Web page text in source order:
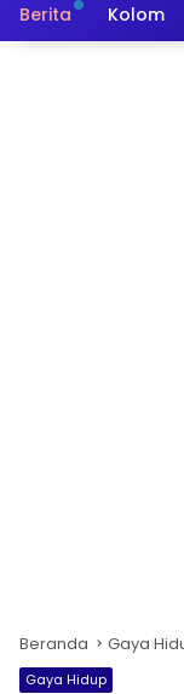
Berita Kolom
Beranda Gaya
Gaya Hidup